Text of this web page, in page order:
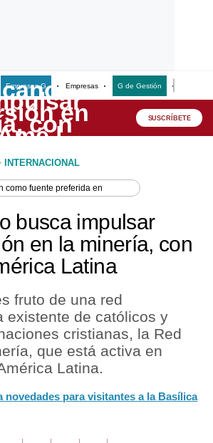
Empresas G Empresas G de Gestión
SUSCRÍBETE
INTERNACIONAL
como fuente preferida en
busca impulsar
en la minería, con
Latina
fruto de una red
existente de católicos y
cristianas, la Red
que está activa en
Latina.
novedades para visitantes a la Basílica